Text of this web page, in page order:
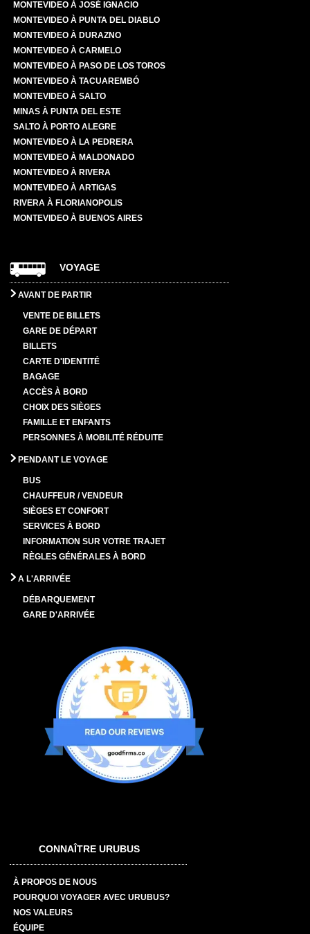
MONTEVIDEO À JOSÉ IGNACIO
MONTEVIDEO À PUNTA DEL DIABLO
MONTEVIDEO À DURAZNO
MONTEVIDEO À CARMELO
MONTEVIDEO À PASO DE LOS TOROS
MONTEVIDEO À TACUAREMBÓ
MONTEVIDEO À SALTO
MINAS À PUNTA DEL ESTE
SALTO À PORTO ALEGRE
MONTEVIDEO À LA PEDRERA
MONTEVIDEO À MALDONADO
MONTEVIDEO À RIVERA
MONTEVIDEO À ARTIGAS
RIVERA À FLORIANOPOLIS
MONTEVIDEO À BUENOS AIRES
VOYAGE
AVANT DE PARTIR
VENTE DE BILLETS
GARE DE DÉPART
BILLETS
CARTE D'IDENTITÉ
BAGAGE
ACCÈS À BORD
CHOIX DES SIÈGES
FAMILLE ET ENFANTS
PERSONNES À MOBILITÉ RÉDUITE
PENDANT LE VOYAGE
BUS
CHAUFFEUR / VENDEUR
SIÈGES ET CONFORT
SERVICES À BORD
INFORMATION SUR VOTRE TRAJET
RÈGLES GÉNÉRALES À BORD
A L'ARRIVÉE
DÉBARQUEMENT
GARE D'ARRIVÉE
CONNAÎTRE URUBUS
À PROPOS DE NOUS
POURQUOI VOYAGER AVEC URUBUS?
NOS VALEURS
ÉQUIPE